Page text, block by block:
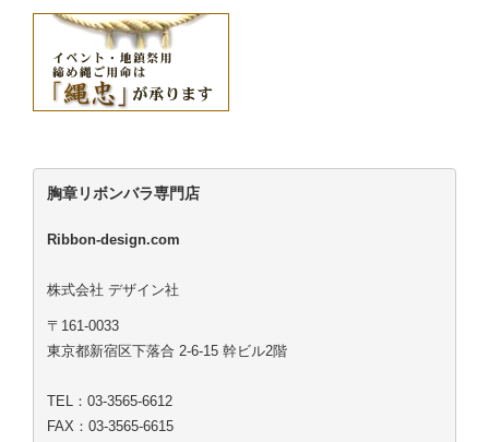
胸章リボンバラ専門店
Ribbon-design.com
株式会社 デザイン社
〒161-0033
東京都新宿区下落合 2-6-15 幹ビル2階
TEL：03-3565-6612
FAX：03-3565-6615